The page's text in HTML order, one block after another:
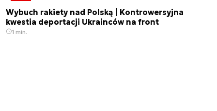
Wybuch rakiety nad Polską | Kontrowersyjna
kwestia deportacji Ukrainców na front
1 min.